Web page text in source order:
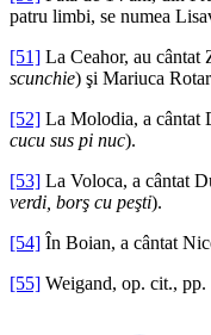
patru limbi, se numea
[51] La Ceahor, au
scunchie) şi Mariuca
[52] La Molodia, a cântat
cucu sus pi nuc).
[53] La Voloca, a cântat
verdi, borş cu peşti).
[54] În Boian, a cântat
[55] Weigand, op. cit., pp.